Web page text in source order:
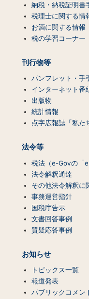
納税・納税証明書
税理士に関する情
お酒に関する情報
税の学習コーナー
刊行物等
パンフレット・手引
インターネット番
出版物
統計情報
点字広報誌「私た
法令等
税法（e-Govの「
法令解釈通達
その他法令解釈に
事務運営指針
国税庁告示
文書回答事例
質疑応答事例
お知らせ
トピックス一覧
報道発表
パブリックコメン